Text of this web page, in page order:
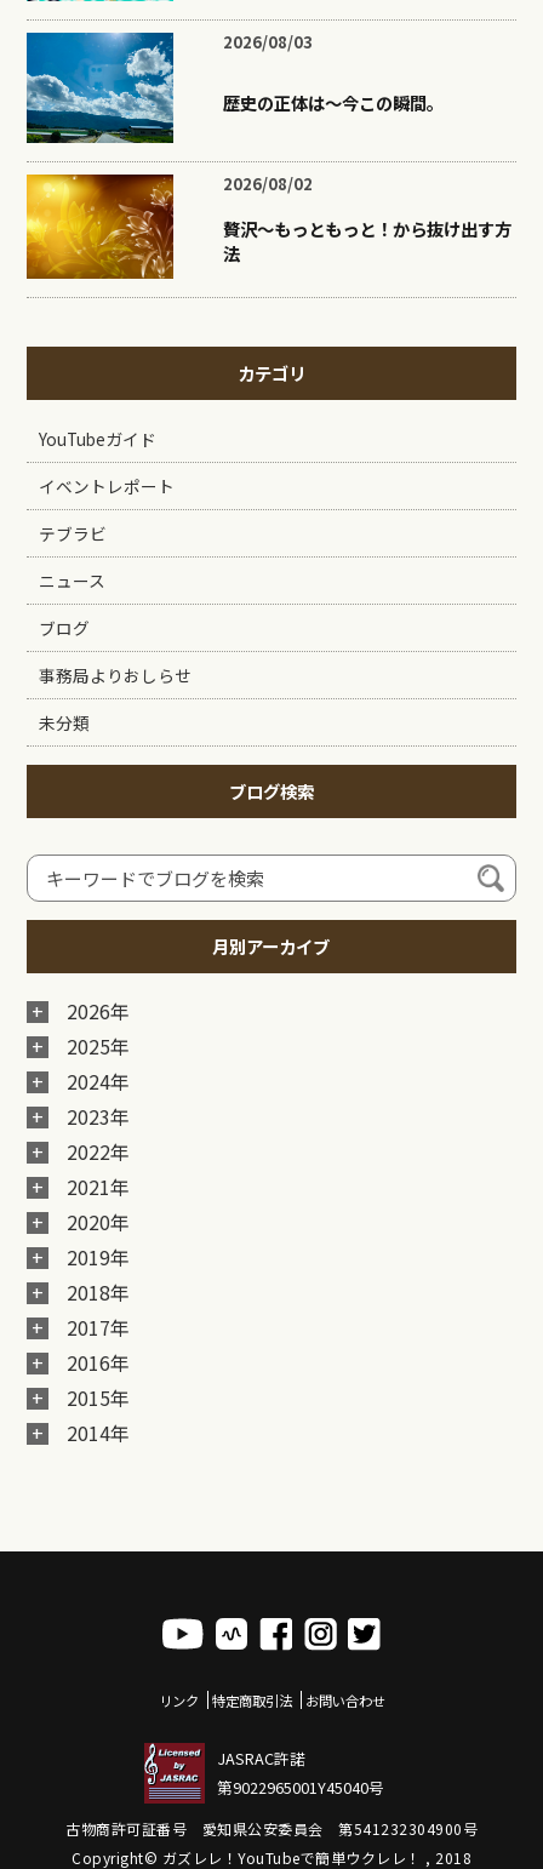
2026/08/03
歴史の正体は〜今この瞬間。
2026/08/02
贅沢〜もっともっと！から抜け出す方
法
カテゴリ
YouTubeガイド
イベントレポート
テブラビ
ニュース
ブログ
事務局よりおしらせ
未分類
ブログ検索
月別アーカイブ
2026年
2025年
2024年
2023年
2022年
2021年
2020年
2019年
2018年
2017年
2016年
2015年
2014年
リンク 特定商取引法 お問い合わせ
JASRAC許諾
第9022965001Y45040号
古物商許可証番号 愛知県公安委員会 第541232304900号
Copyright© ガズレレ！YouTubeで簡単ウクレレ！ , 2018